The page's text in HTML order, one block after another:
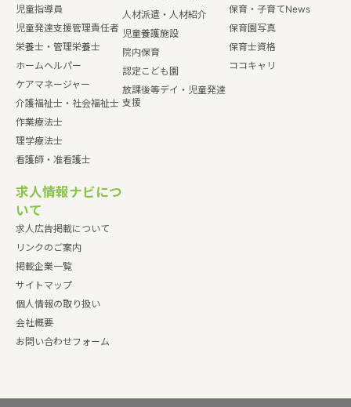
児童指導員
児童発達支援管理責任者
栄養士・管理栄養士
ホームヘルパー
ケアマネージャー
介護福祉士・社会福祉士
作業療法士
理学療法士
看護師・准看護士
人材派遣・人材紹介
児童養護施設
院内保育
認定こども園
放課後等デイ・児童発達
支援
保育・子育てNews
保育園写真
保育士資格
ココキャリ
求人情報ナビにつ
いて
求人広告掲載について
リンクのご案内
掲載企業一覧
サイトマップ
個人情報の取り扱い
会社概要
お問い合わせフォーム